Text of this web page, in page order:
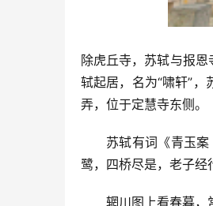
除虎丘寺，苏轼与报
轼起居，名为“啸轩”
弄，位于定慧寺东侧。
苏轼有词《青玉
鹭，四桥尽是，老子经
辋川图上看春暮，